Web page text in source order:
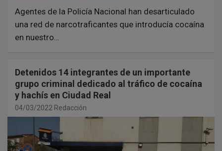
Agentes de la Policía Nacional han desarticulado
una red de narcotraficantes que introducía cocaína
en nuestro…
Detenidos 14 integrantes de un importante
grupo criminal dedicado al tráfico de cocaína
y hachís en Ciudad Real
04/03/2022 Redacción